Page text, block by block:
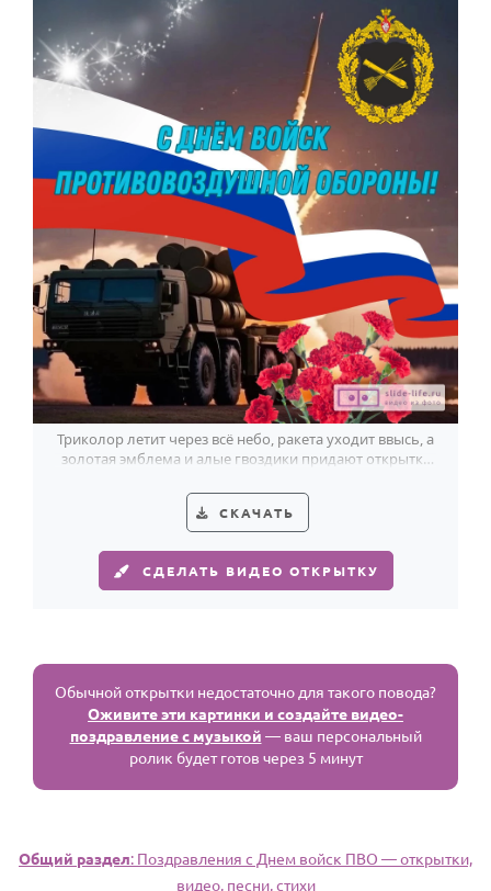
Триколор летит через всё небо, ракета уходит ввысь, а
золотая эмблема и алые гвоздики придают открытке
СКАЧАТЬ
СДЕЛАТЬ ВИДЕО ОТКРЫТКУ
Обычной открытки недостаточно для такого повода?
Оживите эти картинки и создайте видео-
поздравление с музыкой — ваш персональный
ролик будет готов через 5 минут
Общий раздел: Поздравления с Днем войск ПВО — открытки,
видео, песни, стихи